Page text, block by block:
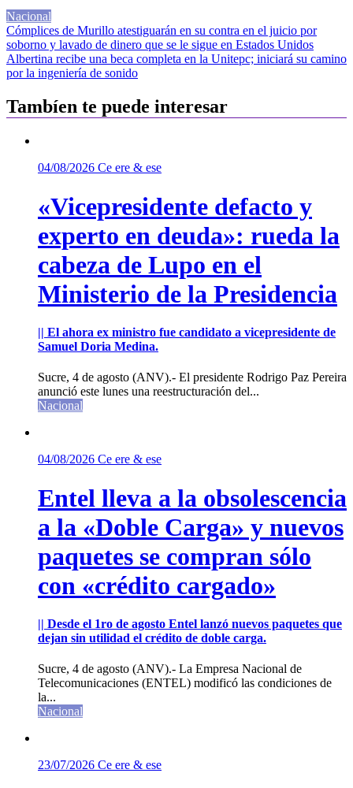
Nacional
Navegación
de
entradas
Cómplices de Murillo atestiguarán en su contra en el juicio por
soborno y lavado de dinero que se le sigue en Estados Unidos
Albertina recibe una beca completa en la Unitepc; iniciará su camino
por la ingeniería de sonido
Tambíen te puede interesar
04/08/2026 Ce ere & ese
«Vicepresidente defacto y
experto en deuda»: rueda la
cabeza de Lupo en el
Ministerio de la Presidencia
|| El ahora ex ministro fue candidato a vicepresidente de
Samuel Doria Medina.
Sucre, 4 de agosto (ANV).- El presidente Rodrigo Paz Pereira
anunció este lunes una reestructuración del...
Nacional
04/08/2026 Ce ere & ese
Entel lleva a la obsolescencia
a la «Doble Carga» y nuevos
paquetes se compran sólo
con «crédito cargado»
|| Desde el 1ro de agosto Entel lanzó nuevos paquetes que
dejan sin utilidad el crédito de doble carga.
Sucre, 4 de agosto (ANV).- La Empresa Nacional de
Telecomunicaciones (ENTEL) modificó las condiciones de
la...
Nacional
23/07/2026 Ce ere & ese